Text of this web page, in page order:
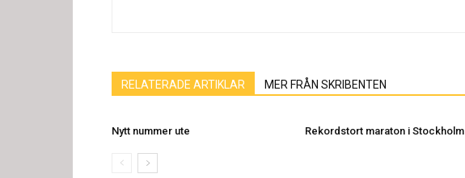
RELATERADE ARTIKLAR MER FRÅN SKRIBENTEN
Nytt nummer ute Rekordstort maraton i Stockholm